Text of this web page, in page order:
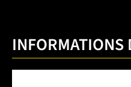
INFORMATIONS